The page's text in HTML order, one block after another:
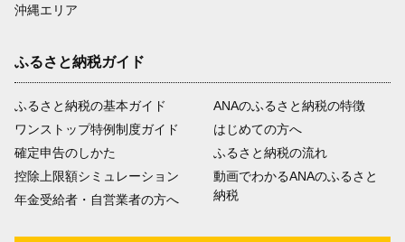
沖縄エリア
ふるさと納税ガイド
ふるさと納税の基本ガイド
ワンストップ特例制度ガイド
確定申告のしかた
控除上限額シミュレーション
年金受給者・自営業者の方へ
ANAのふるさと納税の特徴
はじめての方へ
ふるさと納税の流れ
動画でわかるANAのふるさと
納税